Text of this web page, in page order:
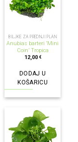
BILJKE ZA PREDNJI PLAN
Anubias barteri ‘Mini
Coin’ Tropica
12,00 €
DODAJ U
KOŠARICU